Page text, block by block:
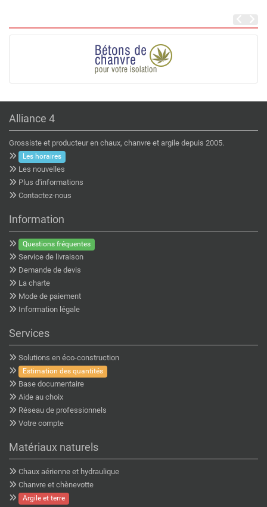
Alliance 4
Grossiste et producteur en chaux, chanvre et argile depuis 2005.
Les horaires
Les nouvelles
Plus d'informations
Contactez-nous
Information
Questions fréquentes
Service de livraison
Demande de devis
La charte
Mode de paiement
Information légale
Services
Solutions en éco-construction
Estimation des quantités
Base documentaire
Aide au choix
Réseau de professionnels
Votre compte
Matériaux naturels
Chaux aérienne et hydraulique
Chanvre et chènevotte
Argile et terre